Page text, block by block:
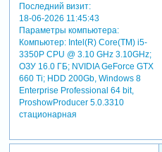
Последний визит:
18-06-2026 11:45:43
Параметры компьютера:
Компьютер: Intel(R) Core(TM) i5-
3350P CPU @ 3.10 GHz 3.10GHz;
ОЗУ 16.0 ГБ; NVIDIA GeForce GTX
660 Ti; HDD 200Gb, Windows 8
Enterprise Professional 64 bit,
ProshowProducer 5.0.3310
стационарная